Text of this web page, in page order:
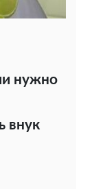
нужно
внук